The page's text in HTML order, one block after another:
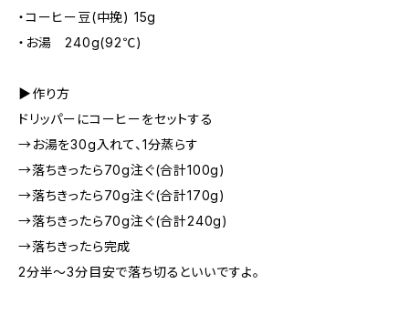
・コーヒー豆(中挽) 15g
・お湯 240g(92℃)
▶︎作り方
ドリッパーにコーヒーをセットする
→お湯を30g入れて、1分蒸らす
→落ちきったら70g注ぐ(合計100g)
→落ちきったら70g注ぐ(合計170g)
→落ちきったら70g注ぐ(合計240g)
→落ちきったら完成
2分半～3分目安で落ち切るといいですよ。